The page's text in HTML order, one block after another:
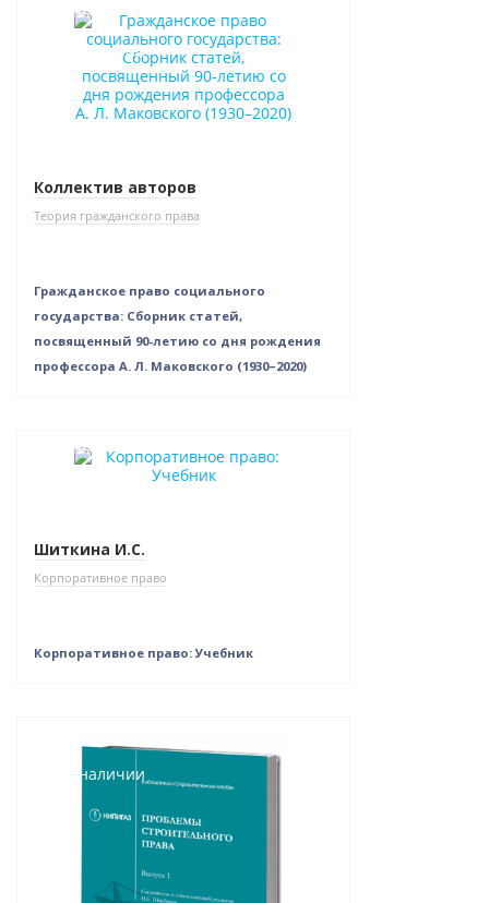
Новинка
Нет в наличии
Коллектив авторов
Теория гражданского права
Гражданское право социального
государства: Сборник статей,
посвященный 90-летию со дня рождения
профессора А. Л. Маковского (1930–2020)
Новинка
Шиткина И.С.
Корпоративное право
Корпоративное право: Учебник
Нет в наличии